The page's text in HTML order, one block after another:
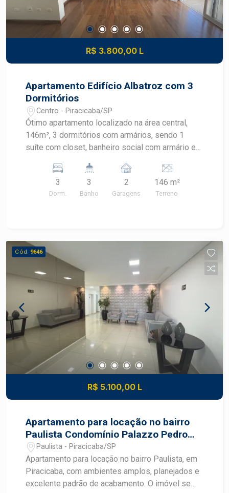
R$ 3.800,00 L
Apartamento Edifício Albatroz com 3
Dormitórios
Centro - Piracicaba/SP
Ótimo apartamento localizado na área central,
146m², 3 dormitórios com armários, sendo 1
suíte com closet, banheiro social com armário e
sacada, cozinha planejada, área de serviço com
despensa e banheiro. 2 vagas na garagem. Área
de lazer com piscina, espaço gourmet, salão de
3
Dorm.
3
Banho
2
Garagens
146 m²
Terreno
Cód. 9646
R$ 5.100,00 L
Apartamento para locação no bairro
Paulista Condomínio Palazzo Pedro
Cobra
Paulista - Piracicaba/SP
Apartamento para locação no bairro Paulista, em
Piracicaba, com ambientes amplos, planejados e
excelente padrão de acabamento. O imóvel se